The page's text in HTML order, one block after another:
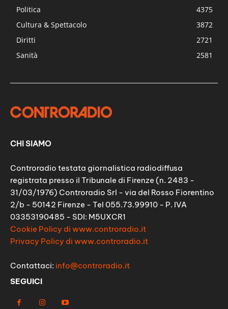
Politica
4375
Cultura & Spettacolo
3872
Diritti
2721
Sanità
2581
CHI SIAMO
Controradio testata giornalistica radiodiffusa
registrata presso il Tribunale di Firenze (n. 2483 -
31/03/1976) Controradio Srl - via del Rosso Fiorentino
2/b - 50142 Firenze - Tel 055.73.99910 - P. IVA
03353190485 - SDI: M5UXCR1
Cookie Policy di www.controradio.it
Privacy Policy di www.controradio.it
Contattaci: info@controradio.it
SEGUICI